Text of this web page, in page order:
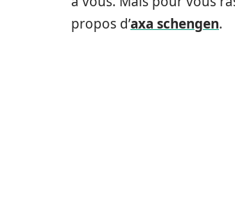
propos d’axa schengen.